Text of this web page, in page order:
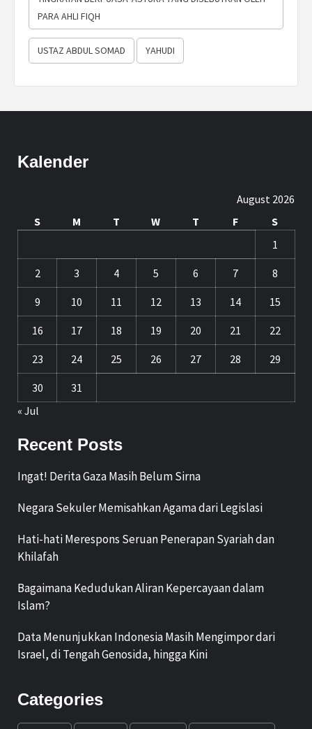
PARA AHLI FIQH
USTAZ ABDUL SOMAD YAHUDI
Kalender
August 2026
S
M T W T F
S
1
2 3 4 5 6 7 8
9 10 11 12 13 14 15
16 17 18 19 20 21 22
23 24 25 26 27 28 29
30
31
« Jul
Recent Posts
Ingat! Derita Gaza Masih Belum Sirna
Negara Sekuler Memisahkan Agama dari Legislasi
Hati-hati Merespons Seruan Penerapan Syariah dan
Khilafah
Bagaimana Kedudukan Aliran Kepercayaan dalam
Islam?
Data Menunjukkan Indonesia Masih Mengimpor dari
Israel, di Tengah Genosida, hingga Kini
Categories